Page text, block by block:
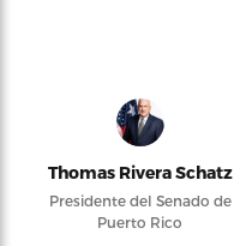
Thomas Rivera Schatz
Presidente del Senado de
Puerto Rico